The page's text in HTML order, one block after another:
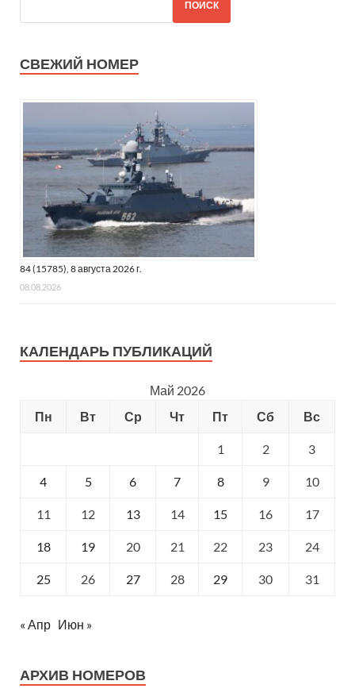
ПОИСК
СВЕЖИЙ НОМЕР
84 (15785), 8 августа 2026 г.
08.08.2026
КАЛЕНДАРЬ ПУБЛИКАЦИЙ
Май 2026
Пн
Вт Ср Чт Пт Сб Вс
1 2 3
4 5 6 7 8 9 10
11 12 13 14 15 16 17
18 19 20 21 22 23 24
25 26 27 28 29 30 31
« Апр Июн »
АРХИВ НОМЕРОВ